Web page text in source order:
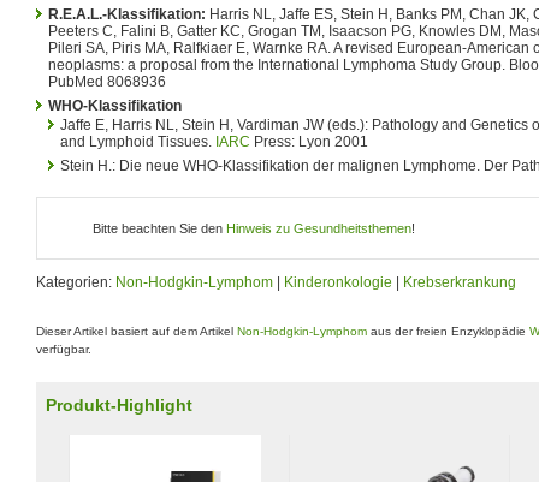
R.E.A.L.-Klassifikation: Harris NL, Jaffe ES, Stein H, Banks PM, Chan JK,
Peeters C, Falini B, Gatter KC, Grogan TM, Isaacson PG, Knowles DM,
Pileri SA, Piris MA, Ralfkiaer E, Warnke RA. A revised European-American
neoplasms: a proposal from the International Lymphoma Study Group.
PubMed 8068936
WHO-Klassifikation
Jaffe E, Harris NL, Stein H, Vardiman JW (eds.): Pathology and Genetics
and Lymphoid Tissues. IARC Press: Lyon 2001
Stein H.: Die neue WHO-Klassifikation der malignen Lymphome. Der
Bitte beachten Sie den Hinweis zu Gesundheitsthemen!
Kategorien: Non-Hodgkin-Lymphom Kinderonkologie Krebserkrankung
Dieser Artikel basiert auf dem Artikel Non-Hodgkin-Lymphom aus der freien Enzyklopädie
verfügbar.
Produkt-Highlight